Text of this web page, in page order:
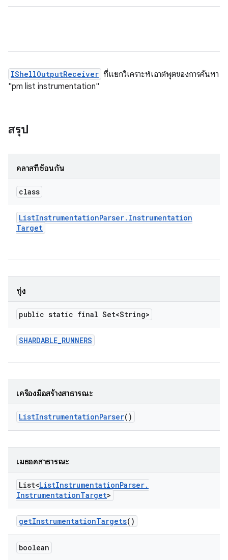
IShellOutputReceiver ที่แยกวิเคราะห์เอาต์พุตของการค้นหา
"pm list instrumentation"
สรุป
คลาสที่ซ้อนกัน
class
ListInstrumentationParser. Instrumentation
Target
ทุ่ง
public static final Set<String>
SHARDABLE_RUNNERS
เครื่องมือสร้างสาธารณะ
ListInstrumentationParser()
เมธอดสาธารณะ
List<ListInstrumentationParser.
InstrumentationTarget>
getInstrumentationTargets()
boolean